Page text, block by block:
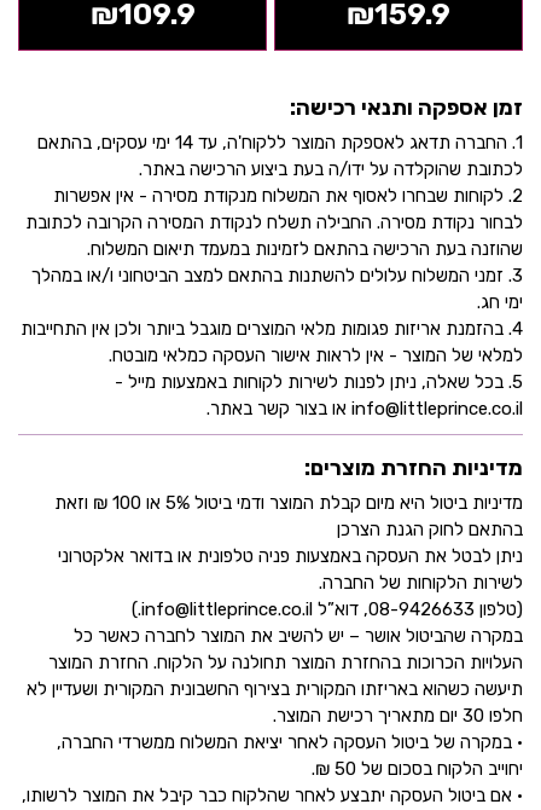
₪159.9
₪109.9
זמן אספקה ותנאי רכישה:
1. החברה תדאג לאספקת המוצר ללקוח'ה, עד 14 ימי עסקים, בהתאם
לכתובת שהוקלדה על ידו/ה בעת ביצוע הרכישה באתר.
2. לקוחות שבחרו לאסוף את המשלוח מנקודת מסירה - אין אפשרות
לבחור נקודת מסירה. החבילה תשלח לנקודת המסירה הקרובה לכתובת
שהוזנה בעת הרכישה בהתאם לזמינות במעמד תיאום המשלוח.
3. זמני המשלוח עלולים להשתנות בהתאם למצב הביטחוני ו/או במהלך
ימי חג.
4. בהזמנת אריזות פגומות מלאי המוצרים מוגבל ביותר ולכן אין התחייבות
למלאי של המוצר - אין לראות אישור העסקה כמלאי מובטח.
5. בכל שאלה, ניתן לפנות לשירות לקוחות באמצעות מייל -
info@littleprince.co.il או בצור קשר באתר.
מדיניות החזרת מוצרים:
מדיניות ביטול היא מיום קבלת המוצר ודמי ביטול 5% או 100 ₪ וזאת
בהתאם לחוק הגנת הצרכן
ניתן לבטל את העסקה באמצעות פניה טלפונית או בדואר אלקטרוני
לשירות הלקוחות של החברה.
(טלפון 08-9426633, דוא”ל info@littleprince.co.il.)
במקרה שהביטול אושר – יש להשיב את המוצר לחברה כאשר כל
העלויות הכרוכות בהחזרת המוצר תחולנה על הלקוח. החזרת המוצר
תיעשה כשהוא באריזתו המקורית בצירוף החשבונית המקורית ושעדיין לא
חלפו 30 יום מתאריך רכישת המוצר.
• במקרה של ביטול העסקה לאחר יציאת המשלוח ממשרדי החברה,
יחוייב הלקוח בסכום של 50 ₪.
• אם ביטול העסקה יתבצע לאחר שהלקוח כבר קיבל את המוצר לרשותו,